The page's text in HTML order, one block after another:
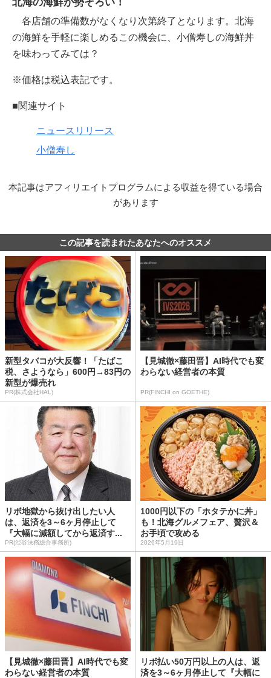
各店舗の準備数がなくなり次第終了となります。北海
の海鮮を手軽に楽しめるこの機会に、小僧寿しの海鮮丼
を味わってみては？
※価格は税込表記です。
■関連サイト
ニュースリリース
小僧寿し
本記事はアフィリエイトプログラムによる収益を得ている場合
があります
この記事を読まれたあなたへのオススメ
新型タバコが大反響！「たばこ
税、さようなら」600円→83円の
新型が爆売れ
PR(株式会社HAL)
【見城徹×藤田晋】AI時代でも変
わらない経営者の本質
PR(FINCHI on GOETHE)
リボ地獄から抜け出したい人
は、返済を3～6ヶ月停止して
『大幅に減額してから返済す...
PR(渋谷法務総合事務所)
1000円以下の「ホタテかに丼」
も！北海グルメフェア、贅沢＆
お手頃で攻める
2026年5月19日
【見城徹×藤田晋】AI時代でも変
わらない経営者の本質
リボ払い50万円以上の人は、返
済を3～6ヶ月停止して『大幅に